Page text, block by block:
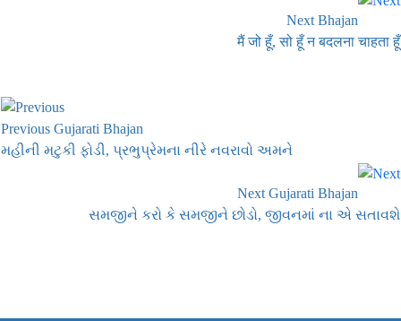
Next Bhajan
मैं जो हूँ, सो हूँ न बदलना चाहता हूँ
Previous Gujarati Bhajan
મહીની મટુકી ફોડી, પ્રભુપ્રેમના નીરે નવરાવો અમને
Next Gujarati Bhajan
સમજીને કરો કે સમજીને છોડો, જીવનમાં ના એ સતાવશે